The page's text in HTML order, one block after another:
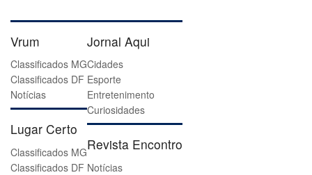
Vrum
Classificados MG
Classificados DF
Notícias
Lugar Certo
Classificados MG
Classificados DF
Jornal Aqui
Cidades
Esporte
Entretenimento
Curiosidades
Revista Encontro
Notícias